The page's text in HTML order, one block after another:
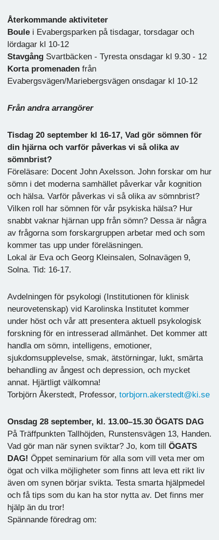
Återkommande aktiviteter
Boule i Evabergsparken på tisdagar, torsdagar och
lördagar kl 10-12
Stavgång Svartbäcken - Tyresta onsdagar kl 9.30 - 12
Korta promenaden från
Evabergsvägen/Mariebergsvägen onsdagar kl 10-12
Från andra arrangörer
Tisdag 20 september kl 16-17, Vad gör sömnen för
din hjärna och varför påverkas vi så olika av
sömnbrist?
Föreläsare: Docent John Axelsson. John forskar om hur
sömn i det moderna samhället påverkar vår kognition
och hälsa. Varför påverkas vi så olika av sömnbrist?
Vilken roll har sömnen för vår psykiska hälsa? Hur
snabbt vaknar hjärnan upp från sömn? Dessa är några
av frågorna som forskargruppen arbetar med och som
kommer tas upp under föreläsningen.
Lokal är Eva och Georg Kleinsalen, Solnavägen 9,
Solna. Tid: 16-17.
Avdelningen för psykologi (Institutionen för klinisk
neurovetenskap) vid Karolinska Institutet kommer
under höst och vår att presentera aktuell psykologisk
forskning för en intresserad allmänhet. Det kommer att
handla om sömn, intelligens, emotioner,
sjukdomsupplevelse, smak, ätstörningar, lukt, smärta
behandling av ångest och depression, och mycket
annat. Hjärtligt välkomna!
Torbjörn Åkerstedt, Professor, torbjorn.akerstedt@ki.se
Onsdag 28 september, kl. 13.00–15.30 ÖGATS DAG
På Träffpunkten Tallhöjden, Runstensvägen 13, Handen.
Vad gör man när synen sviktar? Jo, kom till ÖGATS
DAG! Öppet seminarium för alla som vill veta mer om
ögat och vilka möjligheter som finns att leva ett rikt liv
även om synen börjar svikta. Testa smarta hjälpmedel
och få tips som du kan ha stor nytta av. Det finns mer
hjälp än du tror!
Spännande föredrag om: